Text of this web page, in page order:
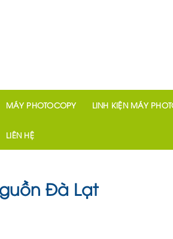
MÁY PHOTOCOPY LINH KIỆN MÁY
LIÊN HỆ
Đà Lạt